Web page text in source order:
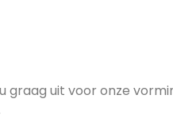
graag uit voor onze